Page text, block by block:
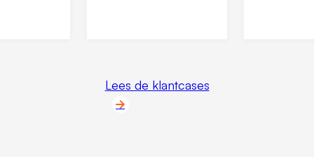
Lees de klantcases